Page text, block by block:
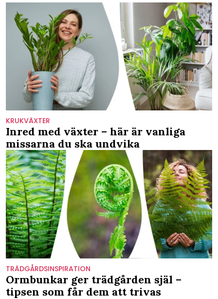
KRUKVÄXTER
Inred med växter – här är vanliga
missarna du ska undvika
TRÄDGÅRDSINSPIRATION
Ormbunkar ger trädgården själ –
tipsen som får dem att trivas